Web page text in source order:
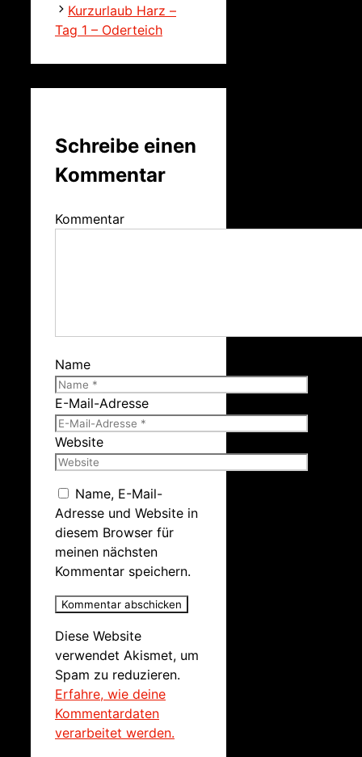
Kurzurlaub Harz –
Tag 1 – Oderteich
Schreibe einen
Kommentar
Kommentar
Name
E-Mail-Adresse
Website
Name, E-Mail-
Adresse und Website in
diesem Browser für
meinen nächsten
Kommentar speichern.
Diese Website
verwendet Akismet, um
Spam zu reduzieren.
Erfahre, wie deine
Kommentardaten
verarbeitet werden.